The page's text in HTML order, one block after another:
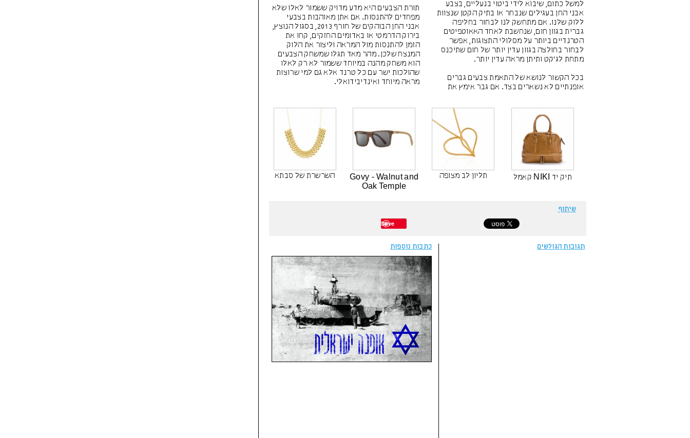
למשל כתום, שיבוא לידי ביטוי בנעליים, בצבע
אבני החן בעגילים שנבחר או בתיק הקטן שנצוות
ללוק שלנו. אם מתחשק לנו לבחור בחליפה
גברית בגוון חום, שנחשבת לאחד האאוטפיטים
הטרנדיים ביותר על מסלולי התצוגות, אפשר
לבחור בחולצה בגוון עדין יותר של חום שתיכנס
מתחת לג'קט ותיתן מראה עדין יותר.
בכל הקשור לנושא של התאמת צבעים גברים
אופנתיים לא נשארים בצד. אם גבר אימץ את
תורת הצבעים היא מדע מדויק ששמור לאלו שלא
מפחדים להתנסות. אם אתן מאוהבות בצבעי
אבני החן הבוהקים של חורף 2013, בסגול הנוצץ,
בירוק הדרמטי או באדומים החזקים, קחו את
הזמן להתנסות מול המראה וליצור את הלוק
המנצח שלכן. מהר מאד תגלו שמשחק הצבעים
הוא משחק מהנה במיוחד ששמור לא רק לאלו
שהולכות ישר עם כל טרנד אלא גם למי שרוצות
מראה מיוחד ואינדיבידואלי.
תיק יד NIKI קאמל תליון לב מצופה
Govy - Walnut and
Oak Temple
השרשרת של סבתא
שיתוף
Save
תגובות הגולשים כתבות נוספות